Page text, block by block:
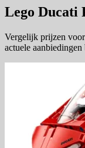
Lego Ducati
Vergelijk prijzen
actuele